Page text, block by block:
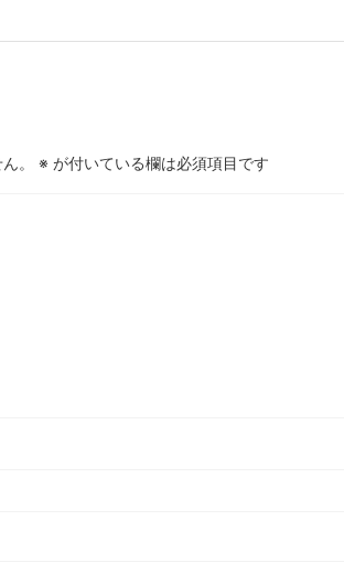
。 ※ が付いている欄は必須項目です